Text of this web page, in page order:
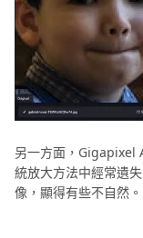
另一方面，Gigapixel
統放大方法中經常遺
像，顯​​得有些不自然。